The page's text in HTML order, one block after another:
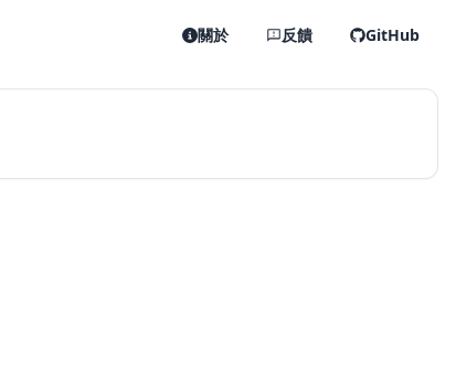
關於 反饋 GitHub